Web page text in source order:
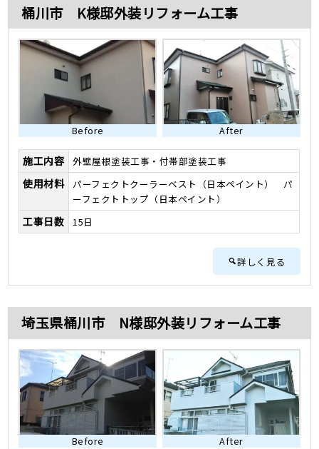
桶川市 K様邸外装リフォーム工事
Before After
施工内容 外壁屋根塗装工事・付帯部塗装工事
使用材料
パーフェクトクーラーベスト（日本ペイント） パ
ーフェクトトップ（日本ペイント）
工事日数 15日
詳しく見る
埼玉県桶川市 N様邸外装リフォーム工事
Before After